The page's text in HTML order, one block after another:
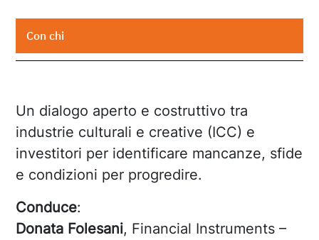
Con chi
Un dialogo aperto e costruttivo tra
industrie culturali e creative (ICC) e
investitori per identificare mancanze, sfide
e condizioni per progredire.
Conduce:
Donata Folesani, Financial Instruments –